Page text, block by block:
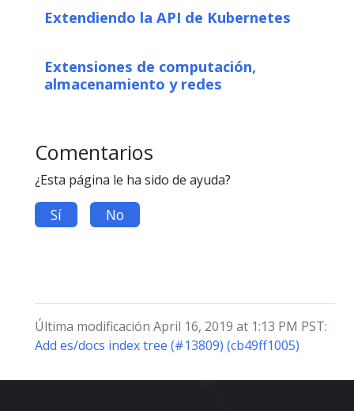
Extendiendo la API de Kubernetes
Extensiones de computación,
almacenamiento y redes
Comentarios
¿Esta página le ha sido de ayuda?
Sí No
Última modificación April 16, 2019 at 1:13 PM PST:
Add es/docs index tree (#13809) (cb49ff1005)